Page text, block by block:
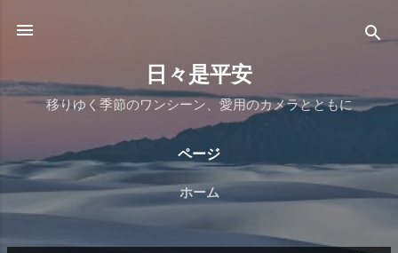
日々是平安
移りゆく季節のワンシーン、愛用のカメラとともに
ページ
ホーム